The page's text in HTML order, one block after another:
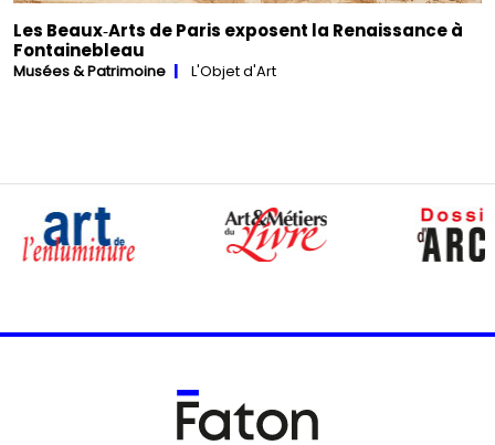
Les Beaux‑Arts de Paris exposent la Renaissance à
Fontainebleau
Musées & Patrimoine L'Objet d'Art